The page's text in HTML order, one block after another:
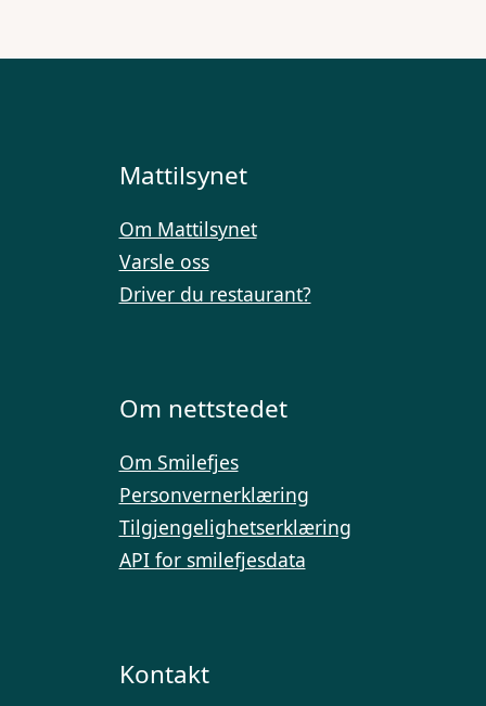
Mattilsynet
Om Mattilsynet
Varsle oss
Driver du restaurant?
Om nettstedet
Om Smilefjes
Personvernerklæring
Tilgjengelighetserklæring
API for smilefjesdata
Kontakt